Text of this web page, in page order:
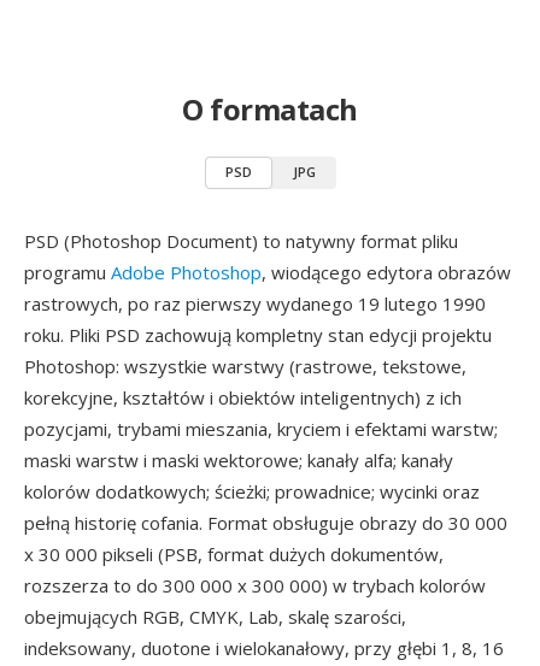
O formatach
PSD JPG
PSD (Photoshop Document) to natywny format pliku
programu Adobe Photoshop, wiodącego edytora obrazów
rastrowych, po raz pierwszy wydanego 19 lutego 1990
roku. Pliki PSD zachowują kompletny stan edycji projektu
Photoshop: wszystkie warstwy (rastrowe, tekstowe,
korekcyjne, kształtów i obiektów inteligentnych) z ich
pozycjami, trybami mieszania, kryciem i efektami warstw;
maski warstw i maski wektorowe; kanały alfa; kanały
kolorów dodatkowych; ścieżki; prowadnice; wycinki oraz
pełną historię cofania. Format obsługuje obrazy do 30 000
x 30 000 pikseli (PSB, format dużych dokumentów,
rozszerza to do 300 000 x 300 000) w trybach kolorów
obejmujących RGB, CMYK, Lab, skalę szarości,
indeksowany, duotone i wielokanałowy, przy głębi 1, 8, 16